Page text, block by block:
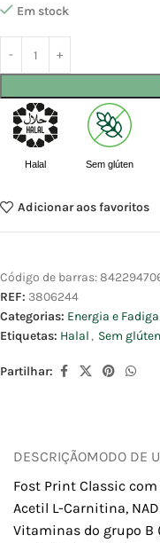
Em stock
Halal Sem glúten
Adicionar aos favoritos
Código de barras:
REF: 3806244
Categorias: Energia e Fadiga
Etiquetas: Halal , Sem glúten
Partilhar:
DESCRIÇÃOMODO DE
Fost Print Classic
Acetil L-Carnitina,
Vitaminas do grupo B